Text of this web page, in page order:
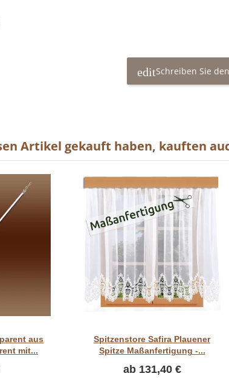
Schreiben Sie
Artikel gekauft haben, kauften
aus
mit...
Spitzenstore Safira Plauener
Spitze Maßanfertigung -...
ab 131,40 €